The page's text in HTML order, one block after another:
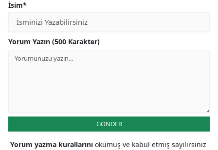
İsim*
Yorum Yazın (500 Karakter)
GÖNDER
Yorum yazma kurallarını okumuş ve kabul etmiş sayılırsınız